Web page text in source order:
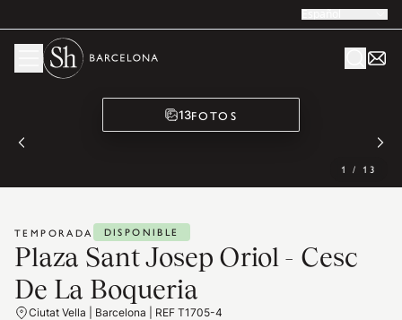
Español
13FOTOS
1 / 13
TEMPORADA DISPONIBLE
Plaza Sant Josep Oriol - Cesc
De La Boqueria
Ciutat Vella | Barcelona | REF T1705-4